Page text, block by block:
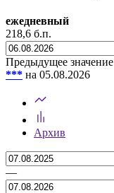
ежедневный
218,6 б.п.
Предыдущее значение
*** на 05.08.2026
Архив
—